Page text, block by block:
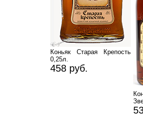
Коньяк Старая Крепость
0,25л.
458 руб.